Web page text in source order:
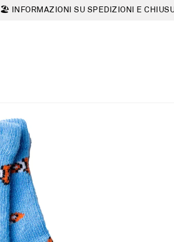
🏖 INFORMAZIONI SU SPEDIZIONI E